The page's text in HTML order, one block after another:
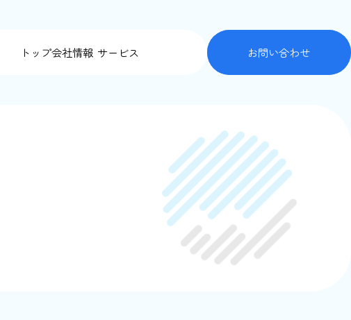
トップ会社情報 サービス お問い合わせ